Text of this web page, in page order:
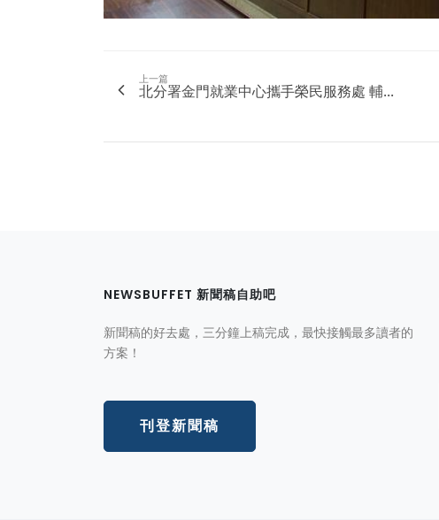
上一篇
北分署金門就業中心攜手榮民服務處 輔...
NEWSBUFFET 新聞稿自助吧
新聞稿的好去處，三分鐘上稿完成，最快接觸最多讀者的
方案！
刊登新聞稿